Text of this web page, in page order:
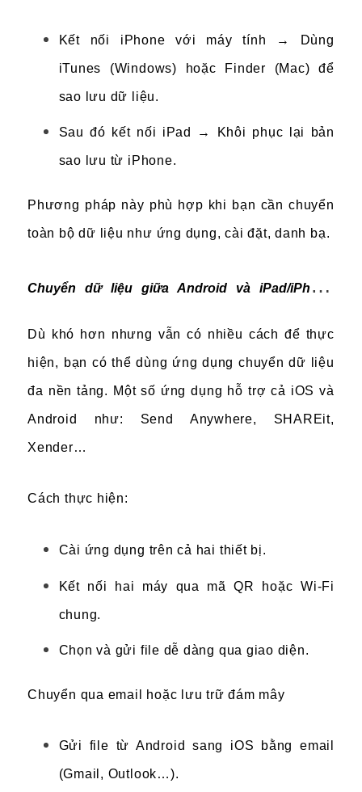
Kết nối iPhone với máy tính → Dùng
iTunes (Windows) hoặc Finder (Mac) để
sao lưu dữ liệu.
Sau đó kết nối iPad → Khôi phục lại bản
sao lưu từ iPhone.
Phương pháp này phù hợp khi bạn cần chuyển
toàn bộ dữ liệu như ứng dụng, cài đặt, danh bạ.
Chuyển dữ liệu giữa Android và iPad/iPhone
Dù khó hơn nhưng vẫn có nhiều cách để thực
hiện, bạn có thểdùng ứng dụng chuyển dữ liệu
đa nền tảng. Một số ứng dụng hỗ trợ cả iOS và
Android như: Send Anywhere, SHAREit,
Xender…
Cách thực hiện:
Cài ứng dụng trên cả hai thiết bị.
Kết nối hai máy qua mã QR hoặc Wi-Fi
chung.
Chọn và gửi file dễ dàng qua giao diện.
Chuyển qua email hoặc lưu trữ đám mây
Gửi file từ Android sang iOS bằng email
(Gmail, Outlook…).